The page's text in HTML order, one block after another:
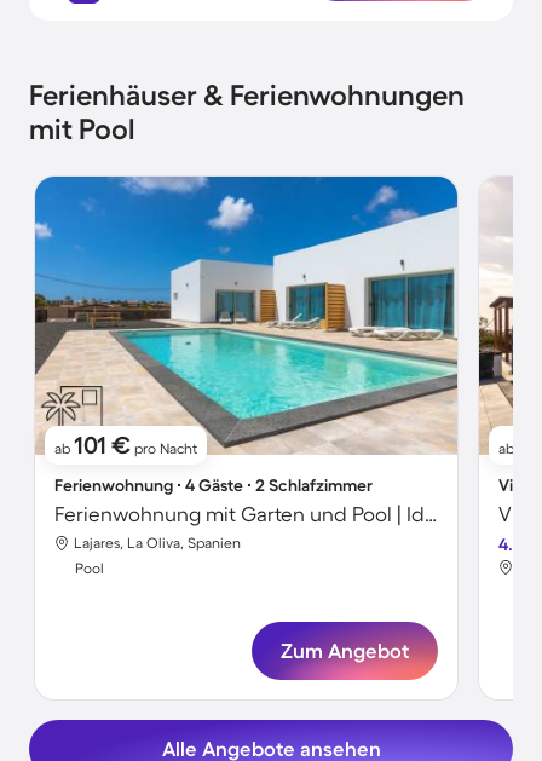
Ferienhäuser & Ferienwohnungen
mit Pool
ab 101 € pro Nacht
Ferienwohnung ∙ 4 Gäste ∙ 2 Schlafzimmer
Ferienwohnung mit Garten und Pool | Ideal für Homeoffice
Lajares, La Oliva, Spanien
Pool
Zum Angebot
ab
Villa
4.7
Alle Angebote ansehen